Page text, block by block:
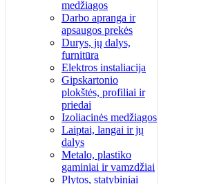
medžiagos
Darbo apranga ir
apsaugos prekės
Durys, jų dalys,
furnitūra
Elektros instaliacija
Gipskartonio
plokštės, profiliai ir
priedai
Izoliacinės medžiagos
Laiptai, langai ir jų
dalys
Metalo, plastiko
gaminiai ir vamzdžiai
Plytos, statybiniai